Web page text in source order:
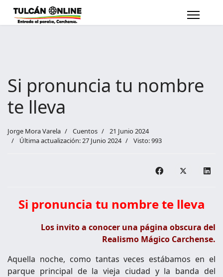
Si pronuncia tu nombre
te lleva
Jorge Mora Varela Cuentos
21 Junio 2024
Última actualización: 27 Junio 2024
Visto: 993
Si pronuncia tu nombre te lleva
Los invito a conocer una página obscura del
Realismo Mágico Carchense.
Aquella noche, como tantas veces estábamos en el
parque principal de la vieja ciudad y la banda del